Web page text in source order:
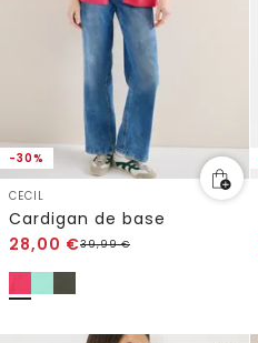
-30%
CECIL
Cardigan de base
28,00 €39,99€